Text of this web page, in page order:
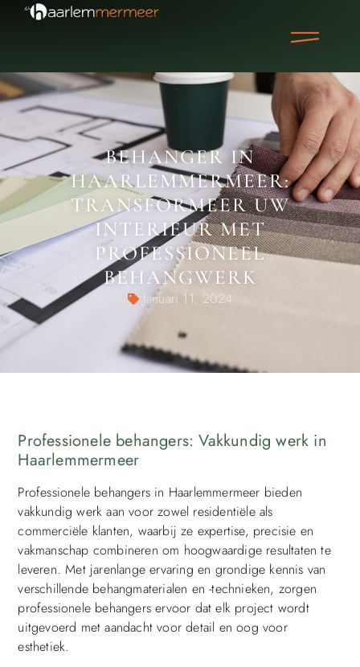
BEHANGER IN
HAARLEMMERMEER:
TRANSFORMEER UW
INTERIEUR MET
PROFESSIONEEL
BEHANGWERK
Januari 11, 2024
Professionele behangers: Vakkundig werk in
Haarlemmermeer
Professionele behangers in Haarlemmermeer bieden
vakkundig werk aan voor zowel residentiële als
commerciële klanten, waarbij ze expertise, precisie en
vakmanschap combineren om hoogwaardige resultaten te
leveren. Met jarenlange ervaring en grondige kennis van
verschillende behangmaterialen en -technieken, zorgen
professionele behangers ervoor dat elk project wordt
uitgevoerd met aandacht voor detail en oog voor
esthetiek.